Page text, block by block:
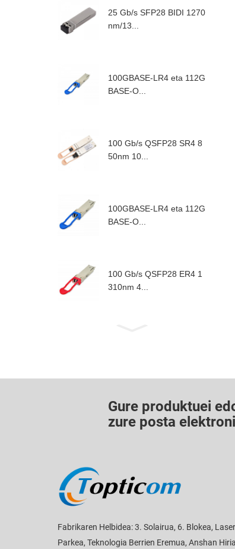
25 Gb/s SFP28 BIDI 1270
nm/13...
100GBASE-LR4 eta 112G
BASE-O...
100 Gb/s QSFP28 SR4 8
50nm 10...
100GBASE-LR4 eta 112G
BASE-O...
100 Gb/s QSFP28 ER4 1
310nm 4...
Gure produktuei
zure posta
Fabrikaren Helbidea: 3. Solairua, 6. Blokea,
Parkea, Teknologia Berrien Eremua, Anshan